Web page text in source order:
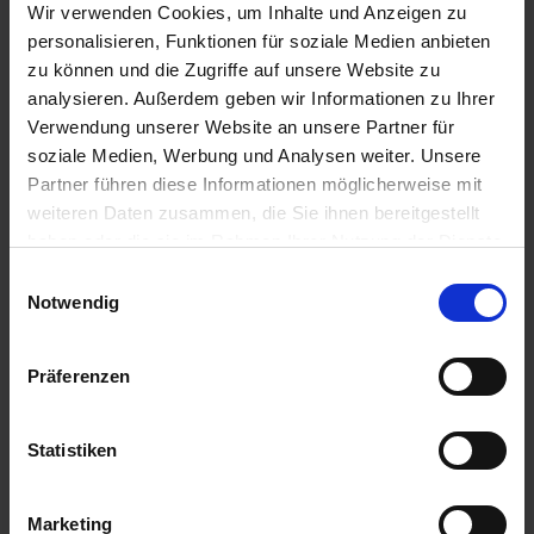
Wir verwenden Cookies, um Inhalte und Anzeigen zu
personalisieren, Funktionen für soziale Medien anbieten
zu können und die Zugriffe auf unsere Website zu
analysieren. Außerdem geben wir Informationen zu Ihrer
Verwendung unserer Website an unsere Partner für
soziale Medien, Werbung und Analysen weiter. Unsere
Partner führen diese Informationen möglicherweise mit
weiteren Daten zusammen, die Sie ihnen bereitgestellt
Notwendig
Präferenzen
Statistiken
Marketing
Fahrplan für effektive Kapazitätsplanung
zukünftigen Personalbedarf präzise
: Verschaffe dir einen
Überblick über die Kapazitäten deines HR-
Fachabteilungen. Prüfe, ob mehr Personal